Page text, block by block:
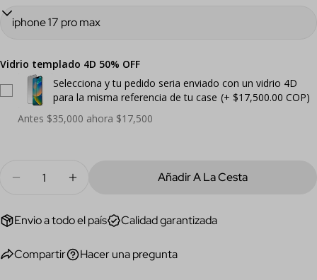
Vidrio templado 4D 50% OFF
Selecciona y tu pedido seria enviado con un vidrio 4D
para la misma referencia de tu case (+ $17,500.00 COP)
Antes $35,000 ahora $17,500
Disminuir Cantidad Para Funda Selva Rosa Para
Aumentar Cantidad Para Funda Selva
Añadir A La Cesta
Envio a todo el país Calidad garantizada
Compartir Hacer una pregunta